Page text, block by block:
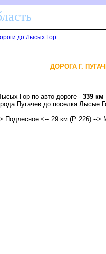
до Лысых Гор
ДОРОГА Г.
Гор по авто дороге - 339 км
Пугачев до поселка
Подлесное <-- 29 км (Р 226) -->